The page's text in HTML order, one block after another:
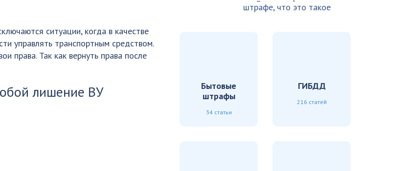
ситуации, когда в качестве
управлять транспортным средством.
права. Так как вернуть права после
лишение ВУ
штрафе, что это такое
Бытовые
штрафы
34 статьи
ГИБДД
216 статей